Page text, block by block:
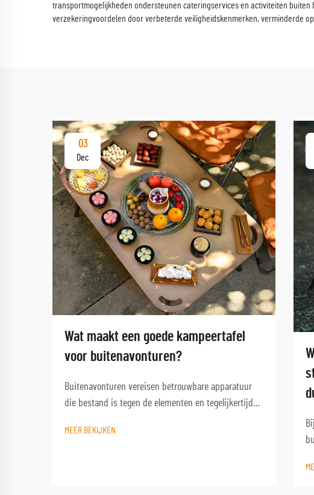
transportmogelijkheden ondersteunen cateringservices en activiteiten
verzekeringvoordelen door verbeterde veiligheidskenmerken, verminderde
03
Dec
Wat maakt een goede kampeertafel
voor buitenavonturen?
Buitenavonturen vereisen betrouwbare apparatuur
die bestand is tegen de elementen en tegelijkertijd
hebt. Een kwalitatieve campinglest vormt de
MEER BEKIJKEN